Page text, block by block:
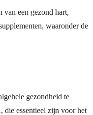
van een gezond hart,
waaronder de
gezondheid te
die essentieel zijn voor het